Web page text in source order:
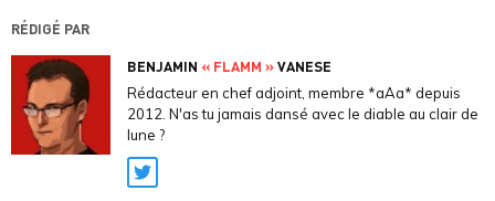
RÉDIGÉ PAR
BENJAMIN « FLAMM »VANESE
Rédacteur en chef adjoint, membre *aAa* depuis
2012. N'as tu jamais dansé avec le diable au clair de
lune ?
Twitter